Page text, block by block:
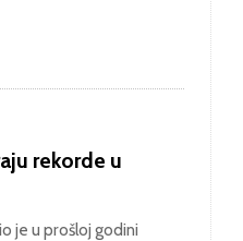
rekorde u
je u prošloj godini